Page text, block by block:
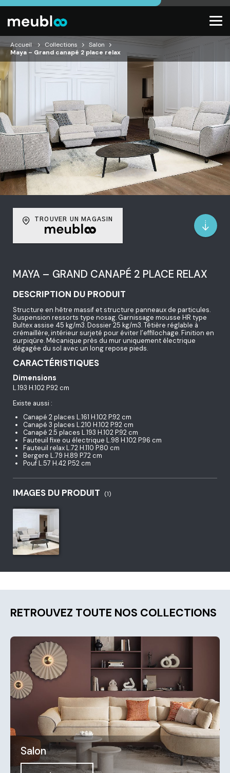
Accueil Collections
Salon
Maya – Grand canapé 2 place relax
TROUVER UN MAGASIN
MAYA – GRAND CANAPÉ 2 PLACE RELAX
DESCRIPTION DU PRODUIT
Structure en hêtre massif et structure panneaux de particules.
Suspension ressorts type nosag. Garnissage mousse HR type
Bultex assise 45 kg/m3. Dossier 25 kg/m3. Têtière réglable à
crémaillère, intérieur surjeté pour éviter l’effilochage. Finition en
surpiqûre. Mécanique près du mur uniquement électrique
dégagée du sol avec un long repose pieds.
CARACTÉRISTIQUES
Dimensions
L.193 H.102 P.92 cm
Existe aussi :
Canapé 2 places L.161 H.102 P.92 cm
Canapé 3 places L.210 H.102 P.92 cm
Canapé 2.5 places L.193 H.102 P.92 cm
Fauteuil fixe ou électrique L.98 H.102 P.96 cm
Fauteuil relax L.72 H.110 P.80 cm
Bergere L.79 H.89 P.72 cm
Pouf L.57 H.42 P.52 cm
IMAGES DU PRODUIT (1)
RETROUVEZ TOUTE NOS COLLECTIONS
Salon